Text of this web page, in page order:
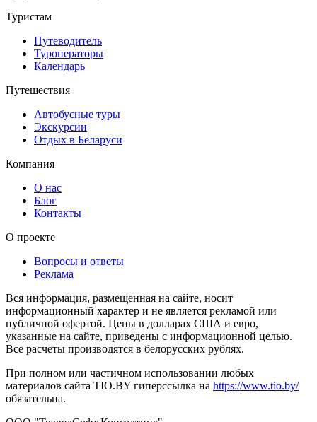
Туристам
Путеводитель
Туроператоры
Календарь
Путешествия
Автобусные туры
Экскурсии
Отдых в Беларуси
Компания
О нас
Блог
Контакты
О проекте
Вопросы и ответы
Реклама
Вся информация, размещенная на сайте, носит
информационный характер и не является рекламой или
публичной офертой. Цены в долларах США и евро,
указанные на сайте, приведены с информационной целью.
Все расчеты производятся в белорусских рублях.
При полном или частичном использовании любых
материалов сайта TIO.BY гиперссылка на https://www.tio.by/
обязательна.